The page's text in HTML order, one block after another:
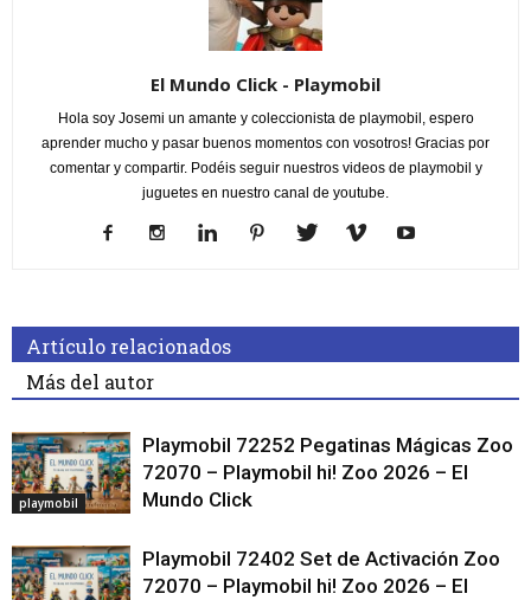
El Mundo Click - Playmobil
Hola soy Josemi un amante y coleccionista de playmobil, espero
aprender mucho y pasar buenos momentos con vosotros! Gracias por
comentar y compartir. Podéis seguir nuestros videos de playmobil y
juguetes en nuestro canal de youtube.
Artículo relacionados
Más del autor
playmobil
Playmobil 72252 Pegatinas Mágicas Zoo
72070 – Playmobil hi! Zoo 2026 – El
Mundo Click
Playmobil 72402 Set de Activación Zoo
72070 – Playmobil hi! Zoo 2026 – El